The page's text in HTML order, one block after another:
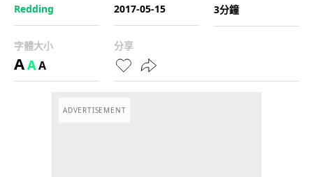
Redding
2017-05-15
3分鐘
字體大小
AAA
分享
ADVERTISEMENT